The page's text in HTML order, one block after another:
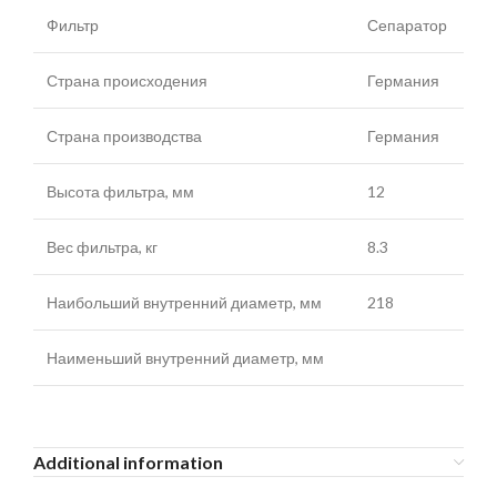
Фильтр Сепаратор
Страна происходения Германия
Страна производства Германия
Высота фильтра, мм 12
Вес фильтра, кг 8.3
Наибольший внутренний диаметр, мм 218
Наименьший внутренний диаметр, мм
Additional information